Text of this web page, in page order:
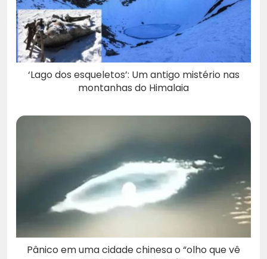
‘Lago dos esqueletos’: Um antigo mistério nas
montanhas do Himalaia
Pânico em uma cidade chinesa o “olho que vê